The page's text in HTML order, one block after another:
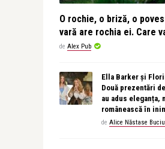
O rochie, o briză, o
vară are rochia ei. Care
de Alex Pub
Ella Barker și
Două prezentări
au adus eleganța,
românească în
de Alice Năstase